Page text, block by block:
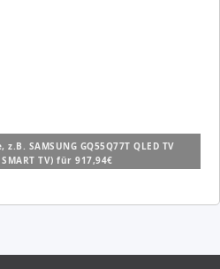
SAMSUNG GQ55Q77T QLED TV
TV) für 917,94€